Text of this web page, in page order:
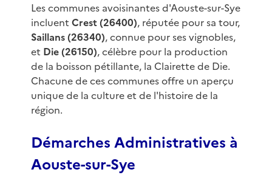
Les communes avoisinantes d'Aouste-sur-Sye
incluent Crest (26400), réputée pour sa tour,
Saillans (26340), connue pour ses vignobles,
et Die (26150), célèbre pour la production
de la boisson pétillante, la Clairette de Die.
Chacune de ces communes offre un aperçu
unique de la culture et de l'histoire de la
région.
Démarches Administratives à
Aouste-sur-Sye